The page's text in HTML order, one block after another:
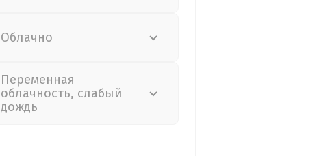
Облачно
Переменная
облачность, слабый
дождь